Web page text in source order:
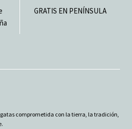
GRATIS EN PENÍNSULA
comprometida con la tierra, la tradición,